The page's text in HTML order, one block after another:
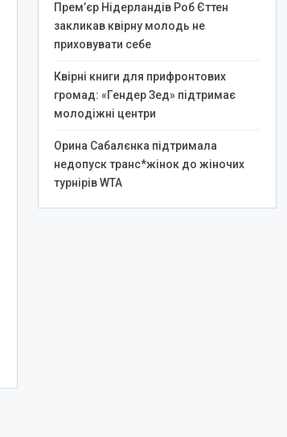
Прем’єр Нідерландів Роб Єттен
закликав квірну молодь не
приховувати себе
Квірні книги для прифронтових
громад: «Гендер Зед» підтримає
молодіжні центри
Орина Сабалєнка підтримала
недопуск транс*жінок до жіночих
турнірів WTA